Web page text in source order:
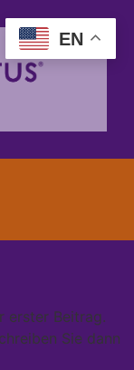
erster Beitrag.
Sie dann
EN